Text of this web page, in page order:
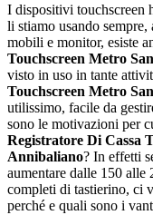
I dispositivi touchscreen
li stiamo usando
mobili e monitor, esiste
Touchscreen Metro
visto in uso in tante
Touchscreen Metro
utilissimo, facile da
sono le motivazioni per
Registratore Di Cassa
Annibaliano? In effetti
aumentare dalle 150 alle
completi di tastierino, ci
perché e quali sono i